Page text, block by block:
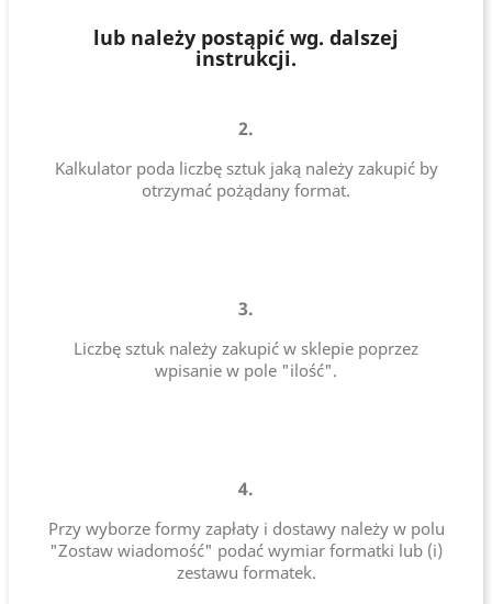
lub należy postąpić wg. dalszej
instrukcji.
2.
Kalkulator poda liczbę sztuk jaką należy zakupić by
otrzymać pożądany format.
3.
Liczbę sztuk należy zakupić w sklepie poprzez
wpisanie w pole "ilość".
4.
Przy wyborze formy zapłaty i dostawy należy w polu
"Zostaw wiadomość" podać wymiar formatki lub (i)
zestawu formatek.